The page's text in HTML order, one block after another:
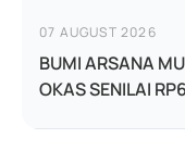
07 AUGUST 2026
BUMI ARSANA
OKAS SENILAI